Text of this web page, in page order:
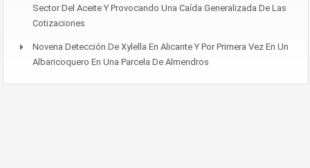
Sector Del Aceite Y Provocando Una Caída Generalizada De Las
Cotizaciones
Novena Detección De Xylella En Alicante Y Por Primera Vez En Un
Albaricoquero En Una Parcela De Almendros